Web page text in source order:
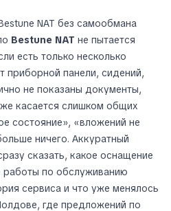
NAT без самообмана
Bestune NAT не пытается
есть только несколько
приборной панели, сидений,
не показаны документы,
касается слишком общих
состояние», «вложений не
ничего. Аккуратный
сказать, какое оснащение
работы по обслуживанию
сервиса и что уже менялось
где предложений по